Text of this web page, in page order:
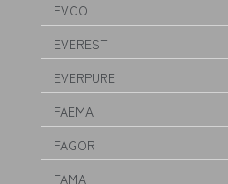
EVCO
EVEREST
EVERPURE
FAEMA
FAGOR
FAMA